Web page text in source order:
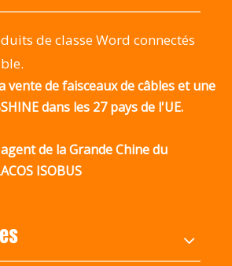
de classe Word connectés
vente de faisceaux de câbles et une
dans les 27 pays de l'UE.
de la Grande Chine du
ISOBUS